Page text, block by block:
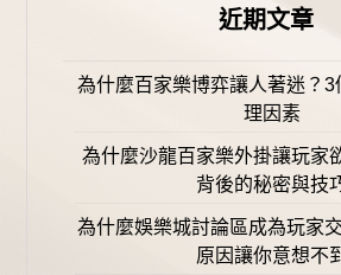
近期文章
為什麼百家樂博弈讓人著迷？3
理因素
為什麼沙龍百家樂外掛讓玩家
背後的秘密與技
為什麼娛樂城討論區成為玩家
原因讓你意想不